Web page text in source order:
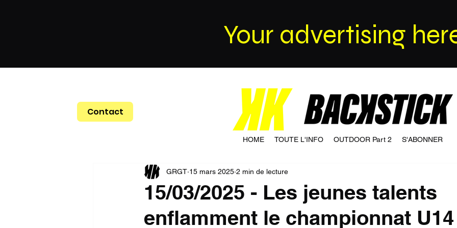
Your advertising
Contact
HOME TOUTE L'INFO OUTDOOR Part 2 S'ABONNER
15/03/2025 - Les jeunes talents
enflamment le championnat
GRGT 15 mars 2025 2 min de lecture